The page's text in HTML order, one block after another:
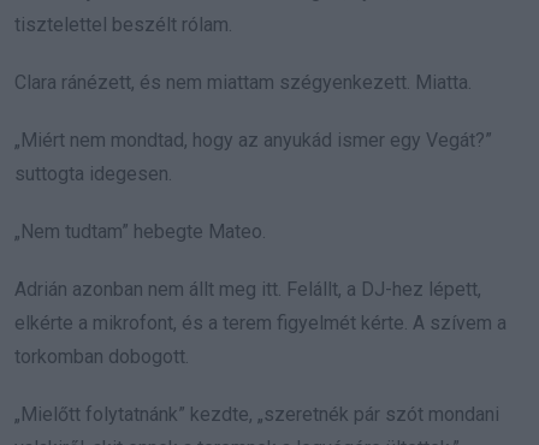
tisztelettel beszélt rólam.
Clara ránézett, és nem miattam szégyenkezett. Miatta.
„Miért nem mondtad, hogy az anyukád ismer egy Vegát?”
suttogta idegesen.
„Nem tudtam” hebegte Mateo.
Adrián azonban nem állt meg itt. Felállt, a DJ-hez lépett,
elkérte a mikrofont, és a terem figyelmét kérte. A szívem a
torkomban dobogott.
„Mielőtt folytatnánk” kezdte, „szeretnék pár szót mondani